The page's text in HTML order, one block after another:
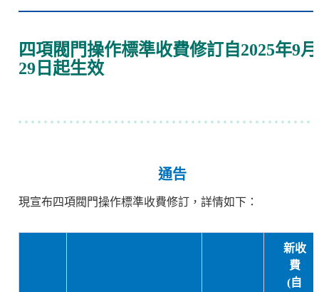
四項閥門操作標準收費修訂自2025年9月
29日起生效
通告
現宣布四項閥門操作標準收費修訂，詳情如下：
新收
費
(自